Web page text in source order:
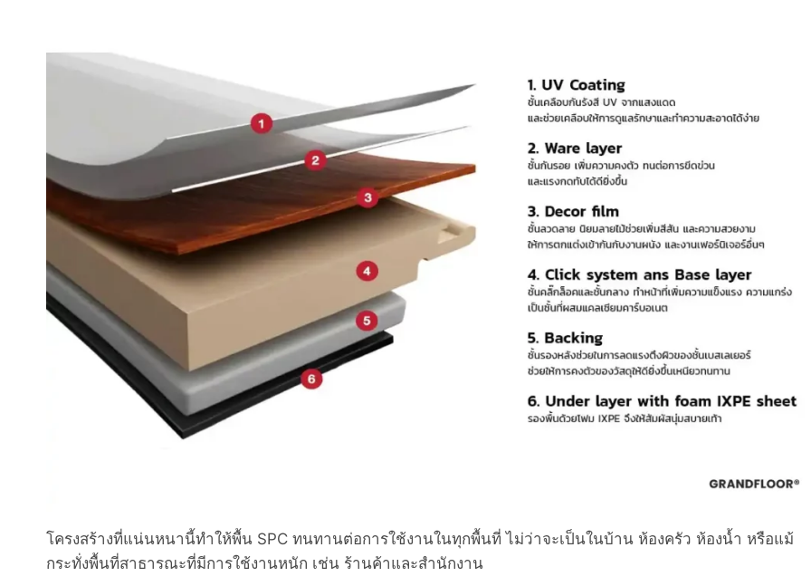
โครงสร้างที่แน่นหนานี้ทำให้พื้น SPC ทนทานต่อการใช้งานในทุกพื้นที่ ไม่ว่าจะเป็นในบ้าน ห้องครัว ห้องน้ำ หรือแม้
กระทั่งพื้นที่สาธารณะที่มีการใช้งานหนัก เช่น ร้านค้าและสำนักงาน